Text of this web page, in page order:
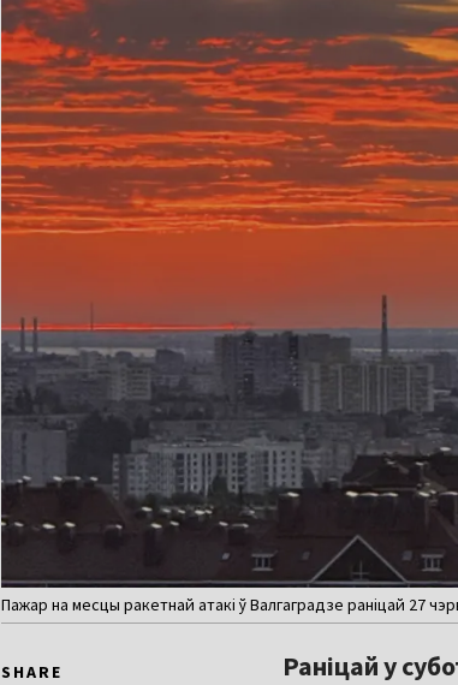
Пажар на месцы ракетнай атакі ў Валгаградзе раніцай 27
SHARE
Раніцай у